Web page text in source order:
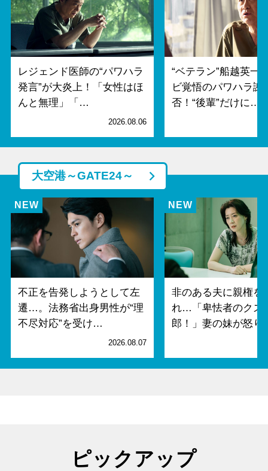
レジェンド医師の“パワハラ
発言”が大炎上！「女性はほ
んと無理」「…
2026.08.06
“ベテラン”船越英一
ビ覚悟のパワハラ謝
否！“後輩”だけに…
大空港～GATE24～
不正を告発しようとして左
遷…。法務省出身男性が“理
不尽対応”を受け…
2026.08.07
非のある夫に親権を
れ…「卑怯者のクズ
郎！」妻の妹が怒
ピックアップ